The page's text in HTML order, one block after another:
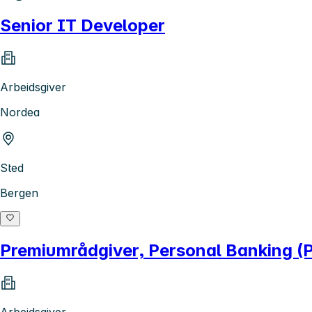
Senior IT Developer
Arbeidsgiver
Nordea
Sted
Bergen
Premiumrådgiver, Personal Banking